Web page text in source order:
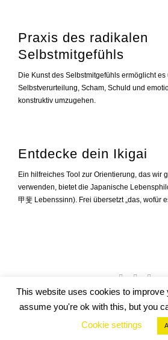
Praxis des radikalen
Selbstmitgefühls
Die Kunst des Selbstmitgefühls ermöglicht es
Selbstverurteilung, Scham, Schuld und
konstruktiv umzugehen.
Entdecke dein Ikigai
Ein hilfreiches Tool zur Orientierung, das wir
verwenden, bietet die Japanische
甲斐 Lebenssinn). Frei übersetzt „das, wofür
Privacy
This website uses cookies to improve
assume you're ok with this, but you
Cookie settings